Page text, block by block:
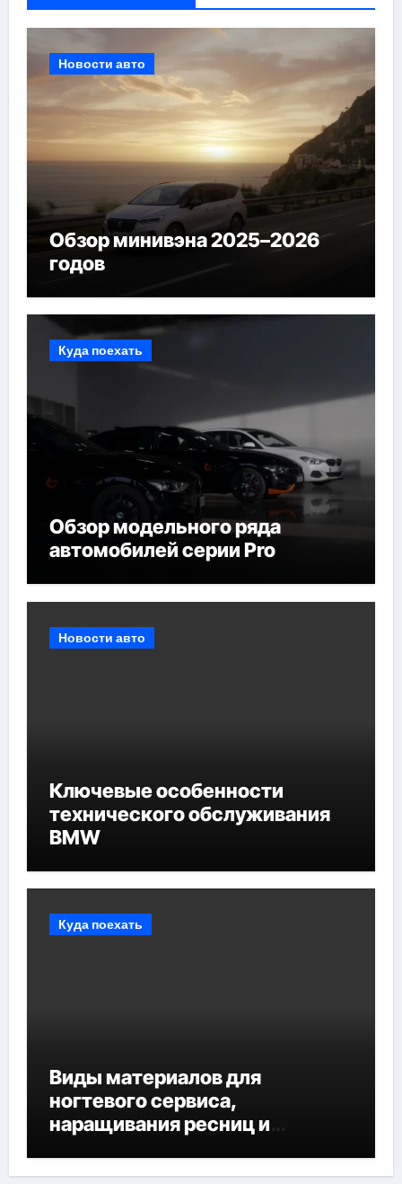
Новости авто
Обзор минивэна 2025–2026
годов
Куда поехать
Обзор модельного ряда
автомобилей серии Pro
Новости авто
Ключевые особенности
технического обслуживания
BMW
Куда поехать
Виды материалов для
ногтевого сервиса,
наращивания ресниц и